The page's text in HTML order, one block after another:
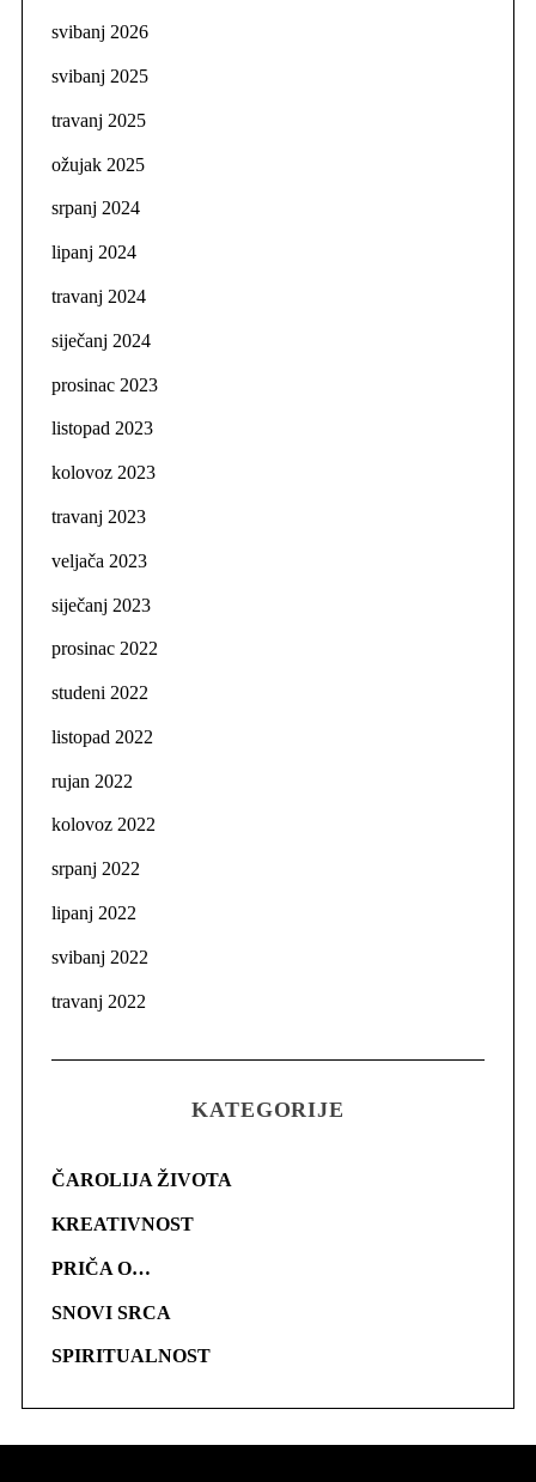
svibanj 2026
svibanj 2025
travanj 2025
ožujak 2025
srpanj 2024
lipanj 2024
travanj 2024
siječanj 2024
prosinac 2023
listopad 2023
kolovoz 2023
travanj 2023
veljača 2023
siječanj 2023
prosinac 2022
studeni 2022
listopad 2022
rujan 2022
kolovoz 2022
srpanj 2022
lipanj 2022
svibanj 2022
travanj 2022
KATEGORIJE
ČAROLIJA ŽIVOTA
KREATIVNOST
PRIČA O…
SNOVI SRCA
SPIRITUALNOST